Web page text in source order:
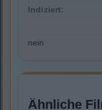
Indiziert:
nein
Ähnliche